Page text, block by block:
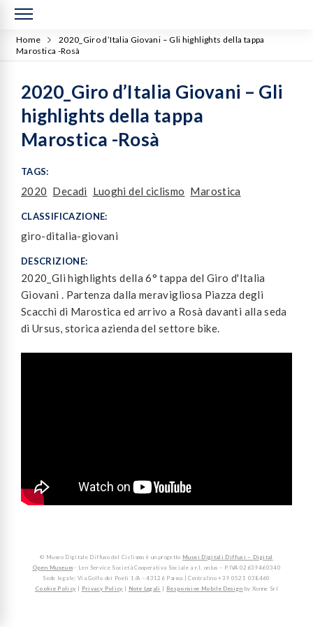
Home
2020_Giro d’Italia Giovani – Gli highlights della tappa
Marostica -Rosà
2020_Giro d’Italia Giovani – Gli
highlights della tappa
Marostica -Rosà
TAGS:
2020 Decadi Luoghi del ciclismo Marostica
CLASSIFICAZIONE:
giro-ditalia-giovani
DESCRIZIONE:
2020_Gli highlights della 6° tappa del Giro d'Italia
Giovani . Partenza dalla meravigliosa Piazza degli
Scacchi di Marostica ed arrivo a Rosà davanti alla seda
di Ursus, storica azienda del settore bike.
© Museo Digitale Diffuso del Ciclismo è un progetto Musei Digitali Diffusi – Digital
Open Museum- Len Service Società Cooperativa Sociale a r.l. onlus – P.IVA 02639460340
Sede legale: Via Golfo dei Poeti 1/A – 43126 Parma | Centralino +39 0521 038460
Cookie Policy | Privacy Policy | Note Legali | Responsive Mobile Design by Xonne Srl